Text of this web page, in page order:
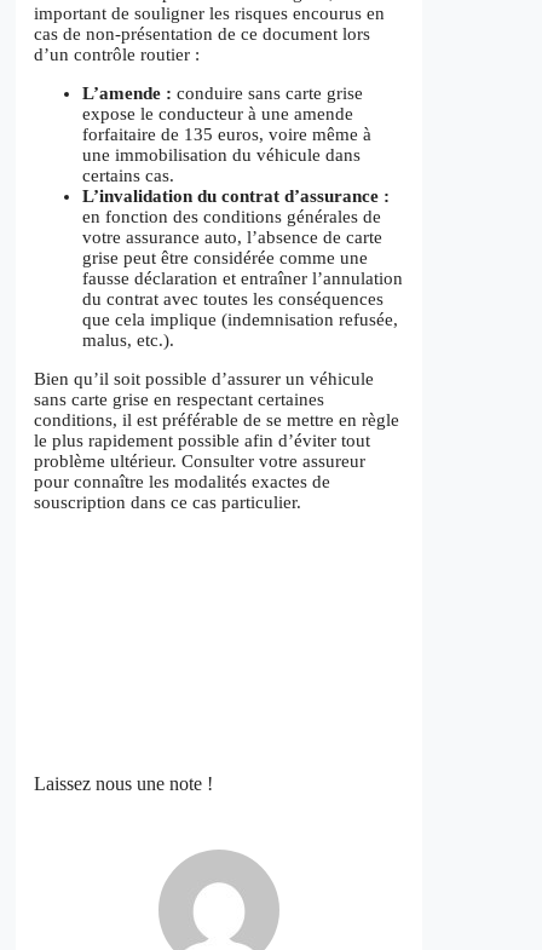
important de souligner les risques encourus en
cas de non-présentation de ce document lors
d’un contrôle routier :
L’amende : conduire sans carte grise
expose le conducteur à une amende
forfaitaire de 135 euros, voire même à
une immobilisation du véhicule dans
certains cas.
L’invalidation du contrat d’assurance :
en fonction des conditions générales de
votre assurance auto, l’absence de carte
grise peut être considérée comme une
fausse déclaration et entraîner l’annulation
du contrat avec toutes les conséquences
que cela implique (indemnisation refusée,
malus, etc.).
Bien qu’il soit possible d’assurer un véhicule
sans carte grise en respectant certaines
conditions, il est préférable de se mettre en règle
le plus rapidement possible afin d’éviter tout
problème ultérieur. Consulter votre assureur
pour connaître les modalités exactes de
souscription dans ce cas particulier.
Laissez nous une note !